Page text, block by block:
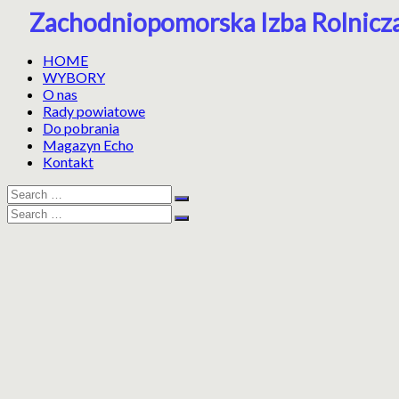
SkipZachodniopomorska Izba
HOME
WYBORY
O nas
Rady powiatowe
Do pobrania
Magazyn Echo
Kontakt
Search
for:
Search
Search
for:
Search